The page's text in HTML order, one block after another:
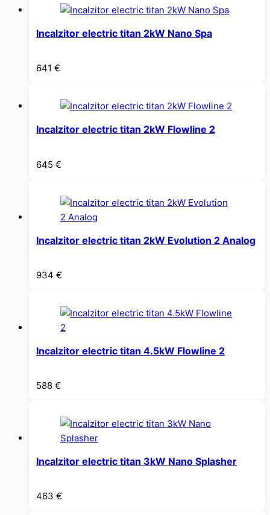
Incalzitor electric titan 2kW Nano Spa
641 €
Incalzitor electric titan 2kW Flowline 2
645 €
Incalzitor electric titan 2kW Evolution 2 Analog
934 €
Incalzitor electric titan 4.5kW Flowline 2
588 €
Incalzitor electric titan 3kW Nano Splasher
463 €